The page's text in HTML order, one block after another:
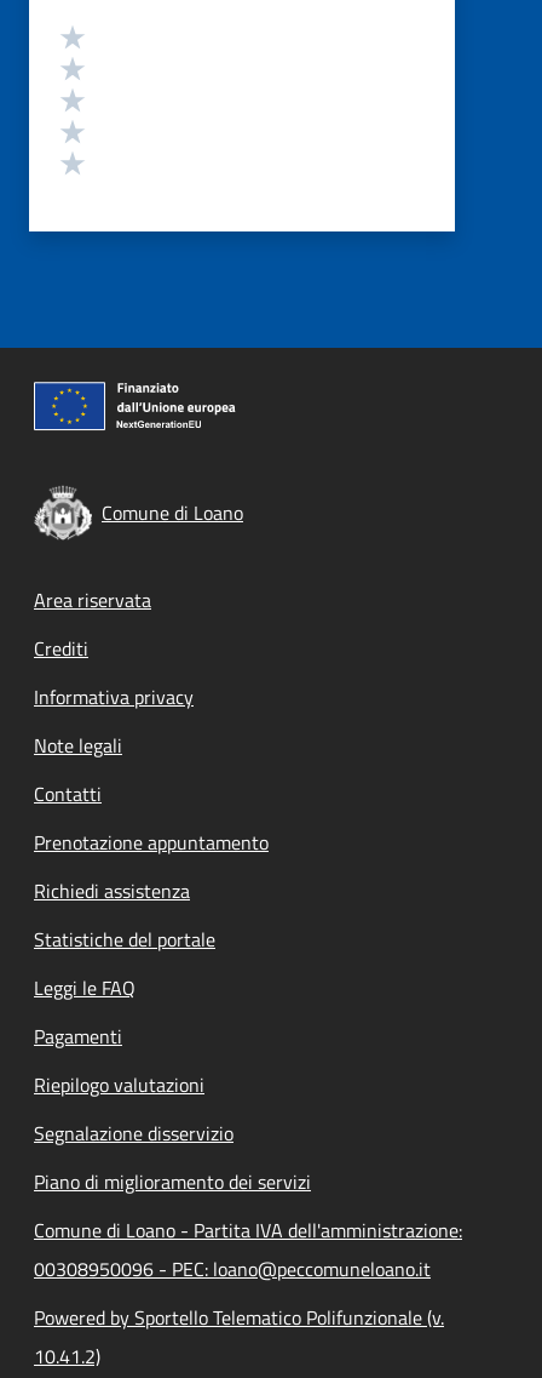
Valutazione
Comune di Loano
Footer menu
Area riservata
Crediti
Informativa privacy
Note legali
Contatti
Prenotazione appuntamento
Richiedi assistenza
Statistiche del portale
Leggi le FAQ
Pagamenti
Riepilogo valutazioni
Segnalazione disservizio
Piano di miglioramento dei servizi
Comune di Loano - Partita IVA dell'amministrazione:
00308950096 - PEC: loano@peccomuneloano.it
Powered by Sportello Telematico Polifunzionale (v.
10.41.2)